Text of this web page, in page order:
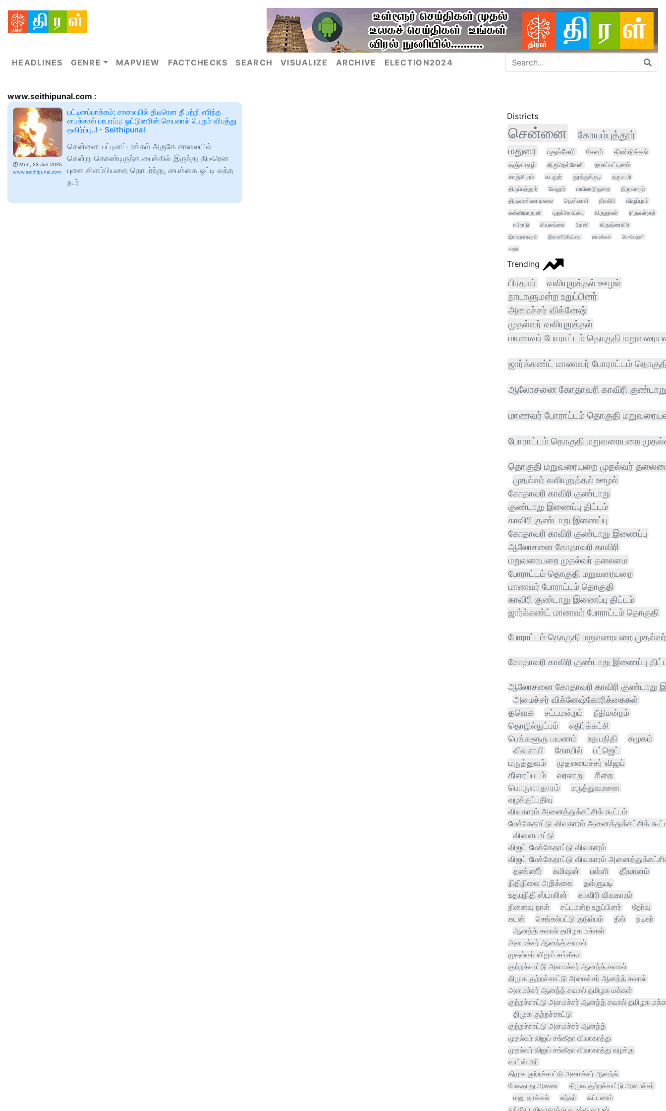
HEADLINES GENRE MAPVIEW FACTCHECKS SEARCH VISUALIZE ARCHIVE ELECTION2024
www.seithipunal.com :
🕑 Mon, 23 Jun 2025
www.seithipunal.com
பட்டினப்பாக்கம்: சாலையில் திடீரென தீ பற்றி எரிந்த
பைக்கால் பரபரப்பு: ஓட்டுனரின் செயலால் பெரும் விபத்து
தவிர்ப்பு..! - Seithipunal
சென்னை பட்டினப்பாக்கம் அருகே சாலையில்
சென்று கொண்டிருந்த பைக்கில் இருந்து திடீரென
புகை கிளம்பியதை தொடர்ந்து, பைக்கை ஓட்டி வந்த
நபர்
Districts
சென்னை கோயம்புத்தூர்
மதுரை புதுச்சேரி சேலம் திண்டுக்கல்
தஞ்சாவூர் திருநெல்வேலி
நாகப்பட்டினம்
காஞ்சிபுரம்
கடலூர் தூத்துக்குடி
தருமபுரி
திருப்பத்தூர்
வேலூர் மயிலாடுதுறை
திருவாரூர்
திருவண்ணாமலை
தென்காசி நீலகிரி
விழுப்புரம்
கன்னியாகுமரி
புதுக்கோட்டை விருதுநகர்
திருவள்ளூர்
ஈரோடு
சிவகங்கை தேனி கிருஷ்ணகிரி
இராமநாதபுரம் இராணிப்பேட்டை நாமக்கல்
பெரம்பலூர்
கரூர்
Trending
பிரதமர் வலியுறுத்தல் ஊழல்
நாடாளுமன்ற உறுப்பினர்
அமைச்சர் விக்னேஷ்
முதல்வர் வலியுறுத்தல்
மாணவர் போராட்டம் தொகுதி
ஜார்க்கண்ட் மாணவர் போராட்டம்
ஆலோசனை கோதாவரி காவிரி
மாணவர் போராட்டம் தொகுதி
போராட்டம் தொகுதி மறுவரையறை
தொகுதி மறுவரையறை முதல்வர்
முதல்வர் வலியுறுத்தல் ஊழல்
கோதாவரி காவிரி குண்டாறு
குண்டாறு இணைப்பு திட்டம்
காவிரி குண்டாறு இணைப்பு
கோதாவரி காவிரி குண்டாறு இணைப்பு
ஆலோசனை கோதாவரி காவிரி
மறுவரையறை முதல்வர் தலைமை
போராட்டம் தொகுதி மறுவரையறை
மாணவர் போராட்டம் தொகுதி
காவிரி குண்டாறு இணைப்பு திட்டம்
ஜார்க்கண்ட் மாணவர் போராட்டம் தொகுதி
போராட்டம் தொகுதி மறுவரையறை
கோதாவரி காவிரி குண்டாறு இணைப்பு
ஆலோசனை கோதாவரி காவிரி குண்டாறு
அமைச்சர் விக்னேஷ்கோரிக்கைகள்
தவெக
சட்டமன்றம்
நீதிமன்றம்
தொழில்நுட்பம்
எதிர்க்கட்சி
பெங்களூரு பயணம்
உதயநிதி சமூகம்
விவசாயி கோயில்
பட்ஜெட்
மருத்துவம்
முதலமைச்சர் விஜய்
திரைப்படம்
வரலாறு
சிறை
பொருளாதாரம்
மருத்துவமனை
வழக்குப்பதிவு
விவகாரம் அனைத்துக்கட்சிக் கூட்டம்
மேக்கேதாட்டு விவகாரம் அனைத்துக்கட்சிக்
விளையாட்டு
விஜய் மேக்கேதாட்டு விவகாரம்
விஜய் மேக்கேதாட்டு விவகாரம்
தண்ணீர்
கமிஷன் பள்ளி
தீர்மானம்
நிதிநிலை அறிக்கை
தள்ளுபடி
உதயநிதி ஸ்டாலின்
காவிரி விவகாரம்
நினைவு நாள்
சட்டமன்ற உறுப்பினர்
தேர்வு
கடன்
செங்கல்பட்டு குடும்பம் தில்
நடிகர்
ஆனந்த் சவால் தமிழக மக்கள்
அமைச்சர் ஆனந்த் சவால்
முதல்வர் விஜய் சங்கீதா
குற்றச்சாட்டு அமைச்சர் ஆனந்த் சவால்
திமுக குற்றச்சாட்டு அமைச்சர் ஆனந்த் சவால்
அமைச்சர் ஆனந்த் சவால் தமிழக மக்கள்
குற்றச்சாட்டு அமைச்சர் ஆனந்த் சவால் தமிழக
திமுக குற்றச்சாட்டு
குற்றச்சாட்டு அமைச்சர் ஆனந்த்
முதல்வர் விஜய் சங்கீதா விவாகரத்து
முதல்வர் விஜய் சங்கீதா விவாகரத்து வழக்கு
வாட்ஸ் அப்
திமுக குற்றச்சாட்டு அமைச்சர் ஆனந்த்
மேகதாது அணை
திமுக குற்றச்சாட்டு அமைச்சர்
மனு தாக்கல்
சுந்தர் கட்டணம்